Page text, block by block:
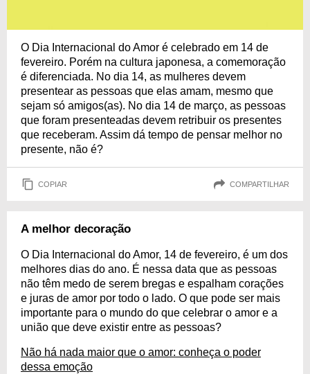
O Dia Internacional do Amor é celebrado em 14 de
fevereiro. Porém na cultura japonesa, a comemoração
é diferenciada. No dia 14, as mulheres devem
presentear as pessoas que elas amam, mesmo que
sejam só amigos(as). No dia 14 de março, as pessoas
que foram presenteadas devem retribuir os presentes
que receberam. Assim dá tempo de pensar melhor no
presente, não é?
COPIAR COMPARTILHAR
A melhor decoração
O Dia Internacional do Amor, 14 de fevereiro, é um dos
melhores dias do ano. É nessa data que as pessoas
não têm medo de serem bregas e espalham corações
e juras de amor por todo o lado. O que pode ser mais
importante para o mundo do que celebrar o amor e a
união que deve existir entre as pessoas?
Não há nada maior que o amor: conheça o poder
dessa emoção